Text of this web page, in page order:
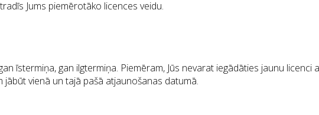
Jums piemērotāko licences veidu.
īstermiņa, gan ilgtermiņa. Piemēram, Jūs nevarat iegādāties jaunu licenci
jābūt vienā un tajā pašā atjaunošanas datumā.